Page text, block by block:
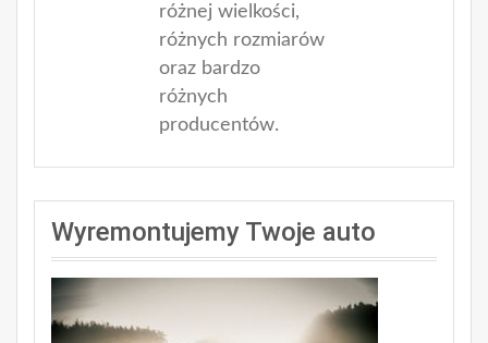
różnej wielkości,
różnych rozmiarów
oraz bardzo
różnych
producentów.
Wyremontujemy Twoje auto